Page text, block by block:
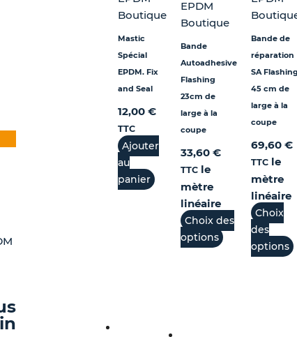
Boutique
Mastic
Spécial
EPDM. Fix
and Seal
12,00€
TTC
Ajouter
au
panier
EPDM
Boutique
Bande
Autoadhesive
Flashing
23cm de
large à la
coupe
33,60€
TTC le
mètre
linéaire
Choix des
options
Bande de
réparation
SA Flashing
45 cm de
large à la
coupe
69,60€
TTC le
mètre
linéaire
Choix
des
options